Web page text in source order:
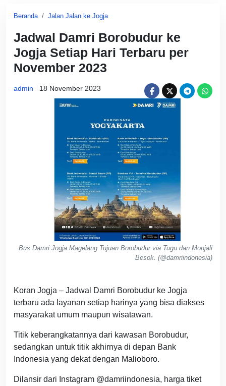
Beranda Jalan Jalan ke Jogja
Jadwal Damri Borobudur ke
Jogja Setiap Hari Terbaru per
November 2023
admin 18 November 2023
Bus Damri Jogja Magelang Tujuan Borobudur via Tugu dan Monjali
Besok. (@damriindonesia)
Koran Jogja – Jadwal Damri Borobudur ke Jogja
terbaru ada layanan setiap harinya yang bisa diakses
masyarakat umum maupun wisatawan.
Titik keberangkatannya dari kawasan Borobudur,
sedangkan untuk titik akhirnya di depan Bank
Indonesia yang dekat dengan Malioboro.
Dilansir dari Instagram @damriindonesia, harga tiket